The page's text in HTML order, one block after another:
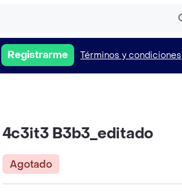
Registrarme Términos y condiciones
4c3it3 B3b3_editado
Agotado